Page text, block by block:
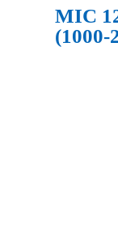
MIC
(1000-